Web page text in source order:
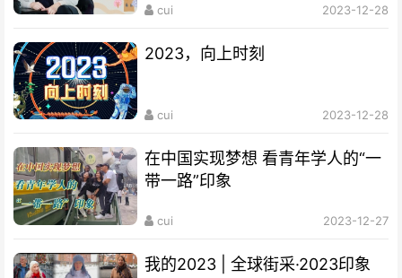
cui 2023-12-28
2023，向上时刻
cui 2023-12-28
在中国实现梦想 看青年学人的“一
带一路”印象
cui 2023-12-27
我的2023 | 全球街采·2023印象